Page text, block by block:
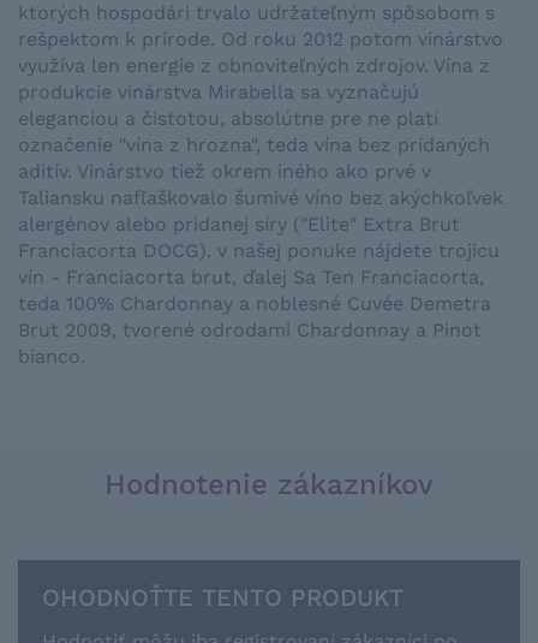
ktorých hospodári trvalo udržateľným spôsobom s
rešpektom k prírode. Od roku 2012 potom vinárstvo
využíva len energie z obnoviteľných zdrojov. Vína z
produkcie vinárstva Mirabella sa vyznačujú
eleganciou a čistotou, absolútne pre ne platí
označenie "vína z hrozna", teda vína bez pridaných
aditív. Vinárstvo tiež okrem iného ako prvé v
Taliansku nafľaškovalo šumivé víno bez akýchkoľvek
alergénov alebo pridanej síry ("Elite" Extra Brut
Franciacorta DOCG). v našej ponuke nájdete trojicu
vín - Franciacorta brut, ďalej Sa Ten Franciacorta,
teda 100% Chardonnay a noblesné Cuvée Demetra
Brut 2009, tvorené odrodami Chardonnay a Pinot
bianco.
Hodnotenie zákazníkov
OHODNOŤTE TENTO PRODUKT